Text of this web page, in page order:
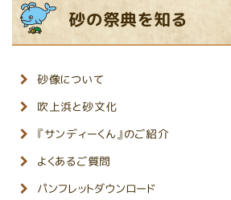
砂の祭典を知る
砂像について
吹上浜と砂文化
『サンディーくん』のご紹介
よくあるご質問
パンフレットダウンロード